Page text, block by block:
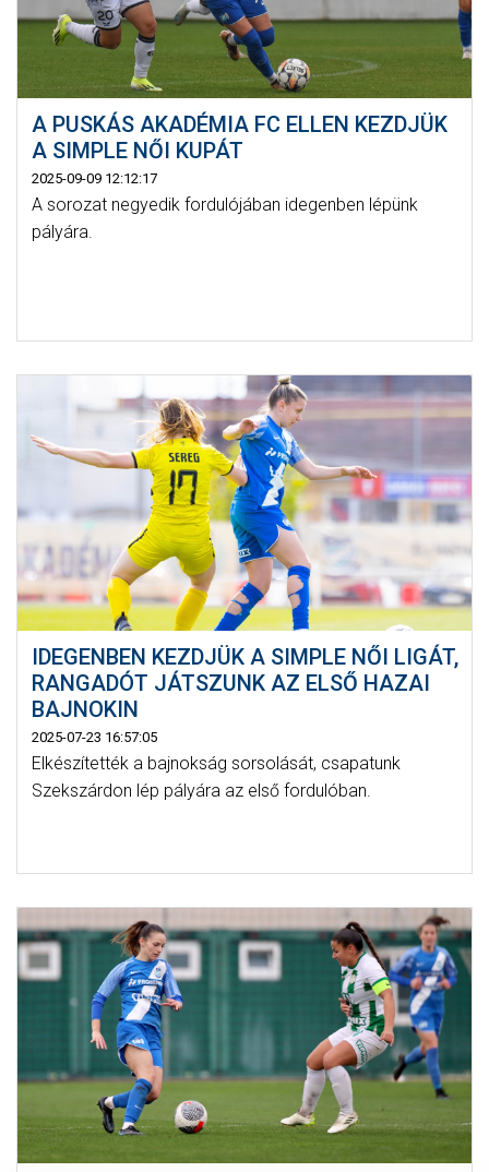
A PUSKÁS AKADÉMIA FC ELLEN KEZDJÜK
A SIMPLE NŐI KUPÁT
2025-09-09 12:12:17
A sorozat negyedik fordulójában idegenben lépünk
pályára.
IDEGENBEN KEZDJÜK A SIMPLE NŐI LIGÁT,
RANGADÓT JÁTSZUNK AZ ELSŐ HAZAI
BAJNOKIN
2025-07-23 16:57:05
Elkészítették a bajnokság sorsolását, csapatunk
Szekszárdon lép pályára az első fordulóban.